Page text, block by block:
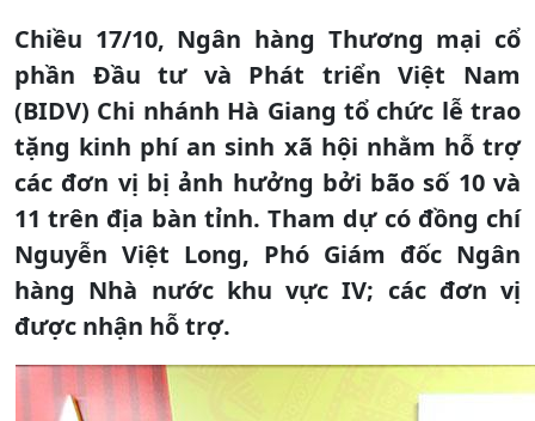
Chiều 17/10, Ngân hàng Thương mại cổ
phần Đầu tư và Phát triển Việt Nam
(BIDV) Chi nhánh Hà Giang tổ chức lễ trao
tặng kinh phí an sinh xã hội nhằm hỗ trợ
các đơn vị bị ảnh hưởng bởi bão số 10 và
11 trên địa bàn tỉnh. Tham dự có đồng chí
Nguyễn Việt Long, Phó Giám đốc Ngân
hàng Nhà nước khu vực IV; các đơn vị
được nhận hỗ trợ.